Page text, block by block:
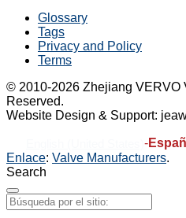
Glossary
Tags
Privacy and Policy
Terms
© 2010-2026 Zhejiang VERVO
Reserved.
Website Design & Support:
-
Enlace: Valve Manufacturers.
Search